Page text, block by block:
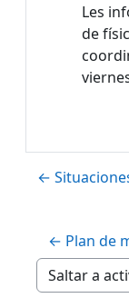
Les
de
←
← Plan de
Saltar a